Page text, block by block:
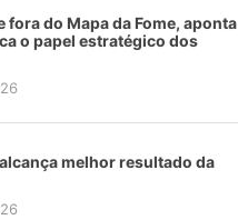
fora do Mapa da Fome, aponta
o papel estratégico dos
melhor resultado da